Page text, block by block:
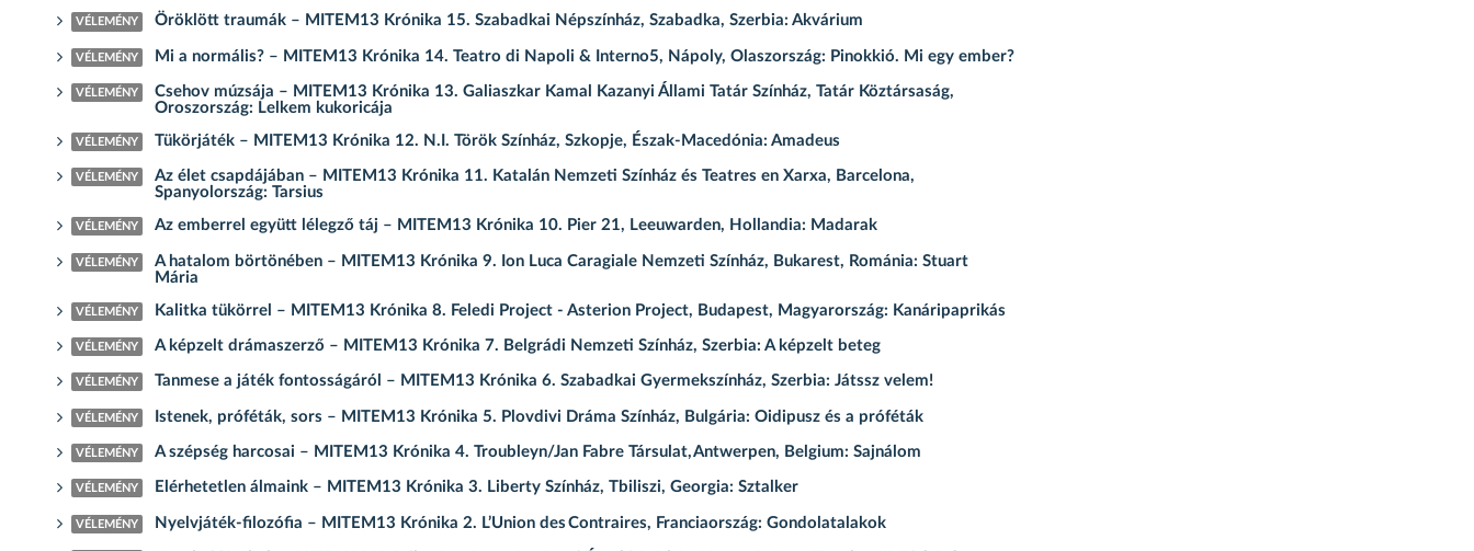
VÉLEMÉNY Öröklött traumák – MITEM13 Krónika 15. Szabadkai Népszínház, Szabadka, Szerbia: Akvárium
VÉLEMÉNY Mi a normális? – MITEM13 Krónika 14. Teatro di Napoli & Interno5, Nápoly, Olaszország: Pinokkió. Mi egy ember?
VÉLEMÉNY
Csehov múzsája – MITEM13 Krónika 13. Galiaszkar Kamal Kazanyi Állami Tatár Színház, Tatár Köztársaság,
Oroszország: Lelkem kukoricája
VÉLEMÉNY Tükörjáték – MITEM13 Krónika 12. N.I. Török Színház, Szkopje, Észak-Macedónia: Amadeus
VÉLEMÉNY
Az élet csapdájában – MITEM13 Krónika 11. Katalán Nemzeti Színház és Teatres en Xarxa, Barcelona,
Spanyolország: Tarsius
VÉLEMÉNY Az emberrel együtt lélegző táj – MITEM13 Krónika 10. Pier 21, Leeuwarden, Hollandia: Madarak
VÉLEMÉNY
A hatalom börtönében – MITEM13 Krónika 9. Ion Luca Caragiale Nemzeti Színház, Bukarest, Románia: Stuart
Mária
VÉLEMÉNY Kalitka tükörrel – MITEM13 Krónika 8. Feledi Project - Asterion Project, Budapest, Magyarország: Kanáripaprikás
VÉLEMÉNY A képzelt drámaszerző – MITEM13 Krónika 7. Belgrádi Nemzeti Színház, Szerbia: A képzelt beteg
VÉLEMÉNY Tanmese a játék fontosságáról – MITEM13 Krónika 6. Szabadkai Gyermekszínház, Szerbia: Játssz velem!
VÉLEMÉNY Istenek, próféták, sors – MITEM13 Krónika 5. Plovdivi Dráma Színház, Bulgária: Oidipusz és a próféták
VÉLEMÉNY A szépség harcosai – MITEM13 Krónika 4. Troubleyn/Jan Fabre Társulat, Antwerpen, Belgium: Sajnálom
VÉLEMÉNY Elérhetetlen álmaink – MITEM13 Krónika 3. Liberty Színház, Tbiliszi, Georgia: Sztalker
VÉLEMÉNY Nyelvjáték-filozófia – MITEM13 Krónika 2. L’Union des Contraires, Franciaország: Gondolatalakok